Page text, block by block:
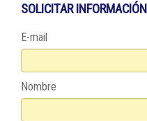
SOLICITAR INFORMACIÓN
E-mail
Nombre